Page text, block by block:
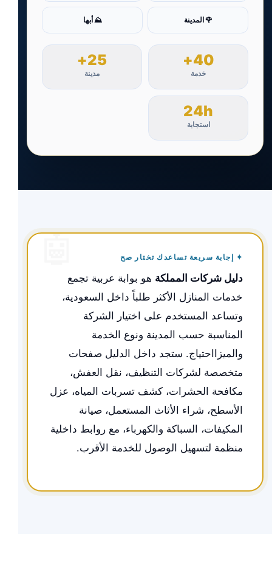
🌹 المدينة ⛰️ أبها
40+
خدمة
25+
مدينة
24h
استجابة
✦ إجابة سريعة تساعدك تختار صح
دليل شركات المملكة هو بوابة عربية تجمع
خدمات المنازل الأكثر طلباً داخل السعودية،
وتساعد المستخدم على اختيار الشركة
المناسبة حسب المدينة ونوع الخدمة
والميزااحتياج. ستجد داخل الدليل صفحات
متخصصة لشركات التنظيف، نقل العفش،
مكافحة الحشرات، كشف تسربات المياه، عزل
الأسطح، شراء الأثاث المستعمل، صيانة
المكيفات، السباكة والكهرباء، مع روابط داخلية
منظمة لتسهيل الوصول للخدمة الأقرب.